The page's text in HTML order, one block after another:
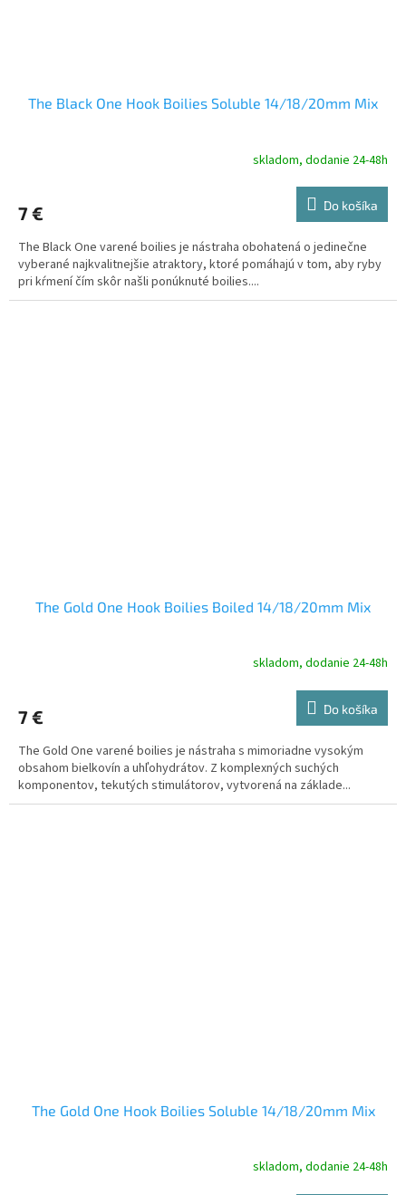
The Black One Hook Boilies Soluble 14/18/20mm Mix
skladom, dodanie 24-48h
7 € Do košíka
The Black One varené boilies je nástraha obohatená o jedinečne
vyberané najkvalitnejšie atraktory, ktoré pomáhajú v tom, aby ryby
pri kŕmení čím skôr našli ponúknuté boilies....
The Gold One Hook Boilies Boiled 14/18/20mm Mix
skladom, dodanie 24-48h
7 € Do košíka
The Gold One varené boilies je nástraha s mimoriadne vysokým
obsahom bielkovín a uhľohydrátov. Z komplexných suchých
komponentov, tekutých stimulátorov, vytvorená na základe...
The Gold One Hook Boilies Soluble 14/18/20mm Mix
skladom, dodanie 24-48h